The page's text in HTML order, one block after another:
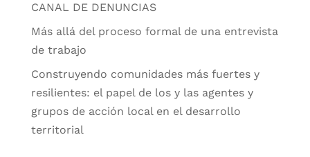
CANAL DE DENUNCIAS
Más allá del proceso formal de una entrevista
de trabajo
Construyendo comunidades más fuertes y
resilientes: el papel de los y las agentes y
grupos de acción local en el desarrollo
territorial